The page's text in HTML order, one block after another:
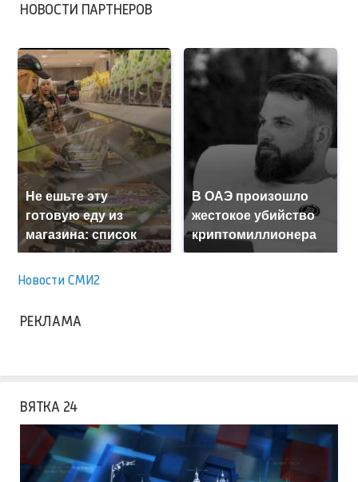
НОВОСТИ ПАРТНЕРОВ
Не ешьте эту
готовую еду из
магазина: список
В ОАЭ произошло
жестокое убийство
криптомиллионера
Новости СМИ2
РЕКЛАМА
ВЯТКА 24